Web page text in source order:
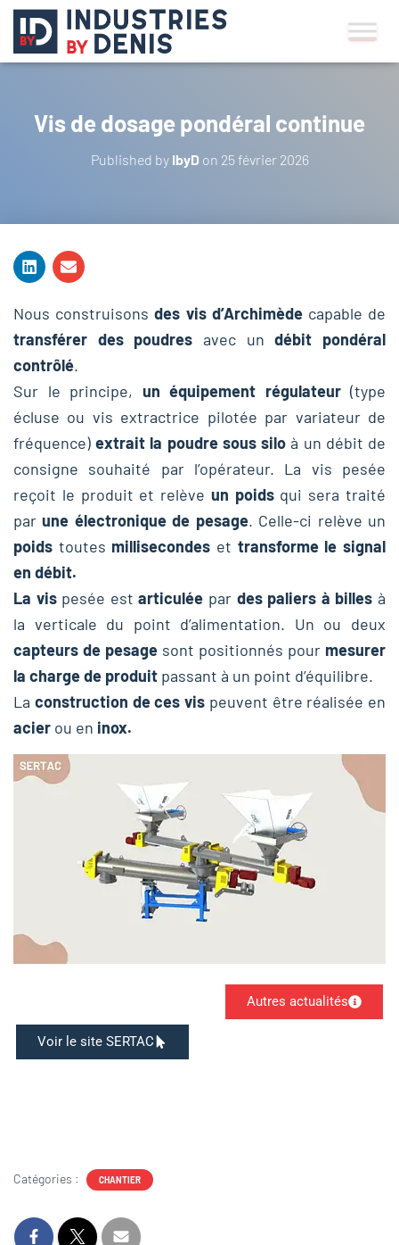
Vis de dosage pondéral continue
Published by IbyD on 25 février 2026
Nous construisonsdes vis d’Archimèdecapable de
transférer des poudres avec undébit pondéral
contrôlé.
Sur le principe, un équipement régulateur(type
écluse ou vis extractrice pilotée par variateur de
fréquence)extrait la poudre sous silo à un débit de
consigne souhaité par l’opérateur. La vis pesée
reçoit le produit et relève un poidsqui sera traité
parune électronique de pesage. Celle-ci relève un
poids toutes millisecondes et transforme le signal
en débit.
La vispesée est articulée par des paliers à billes à
la verticale du point d’alimentation. Un ou deux
capteurs de pesage sont positionnés pour mesurer
la charge de produit passant à un point d’équilibre.
La construction de ces vis peuvent être réalisée en
acier ou en inox.
Autres actualités
Voir le site SERTAC
Catégories : CHANTIER